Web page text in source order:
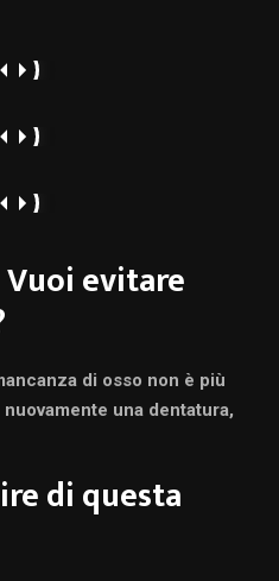
Vuoi evitare
di osso non è più
una dentatura,
di questa